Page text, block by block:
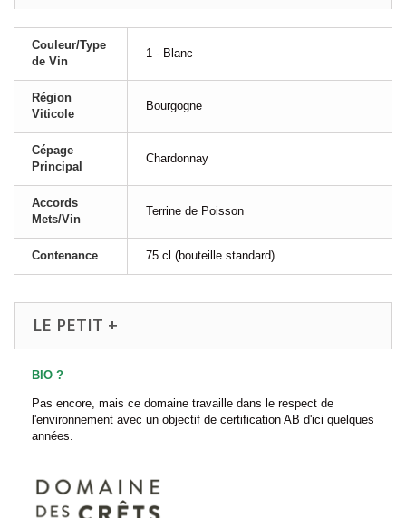
Couleur/Type
de Vin
1 - Blanc
Région
Viticole
Bourgogne
Cépage
Principal
Chardonnay
Accords
Mets/Vin
Terrine de Poisson
Contenance 75 cl (bouteille standard)
LE PETIT +
BIO ?
Pas encore, mais ce domaine travaille dans le respect de
l'environnement avec un objectif de certification AB d'ici quelques
années.